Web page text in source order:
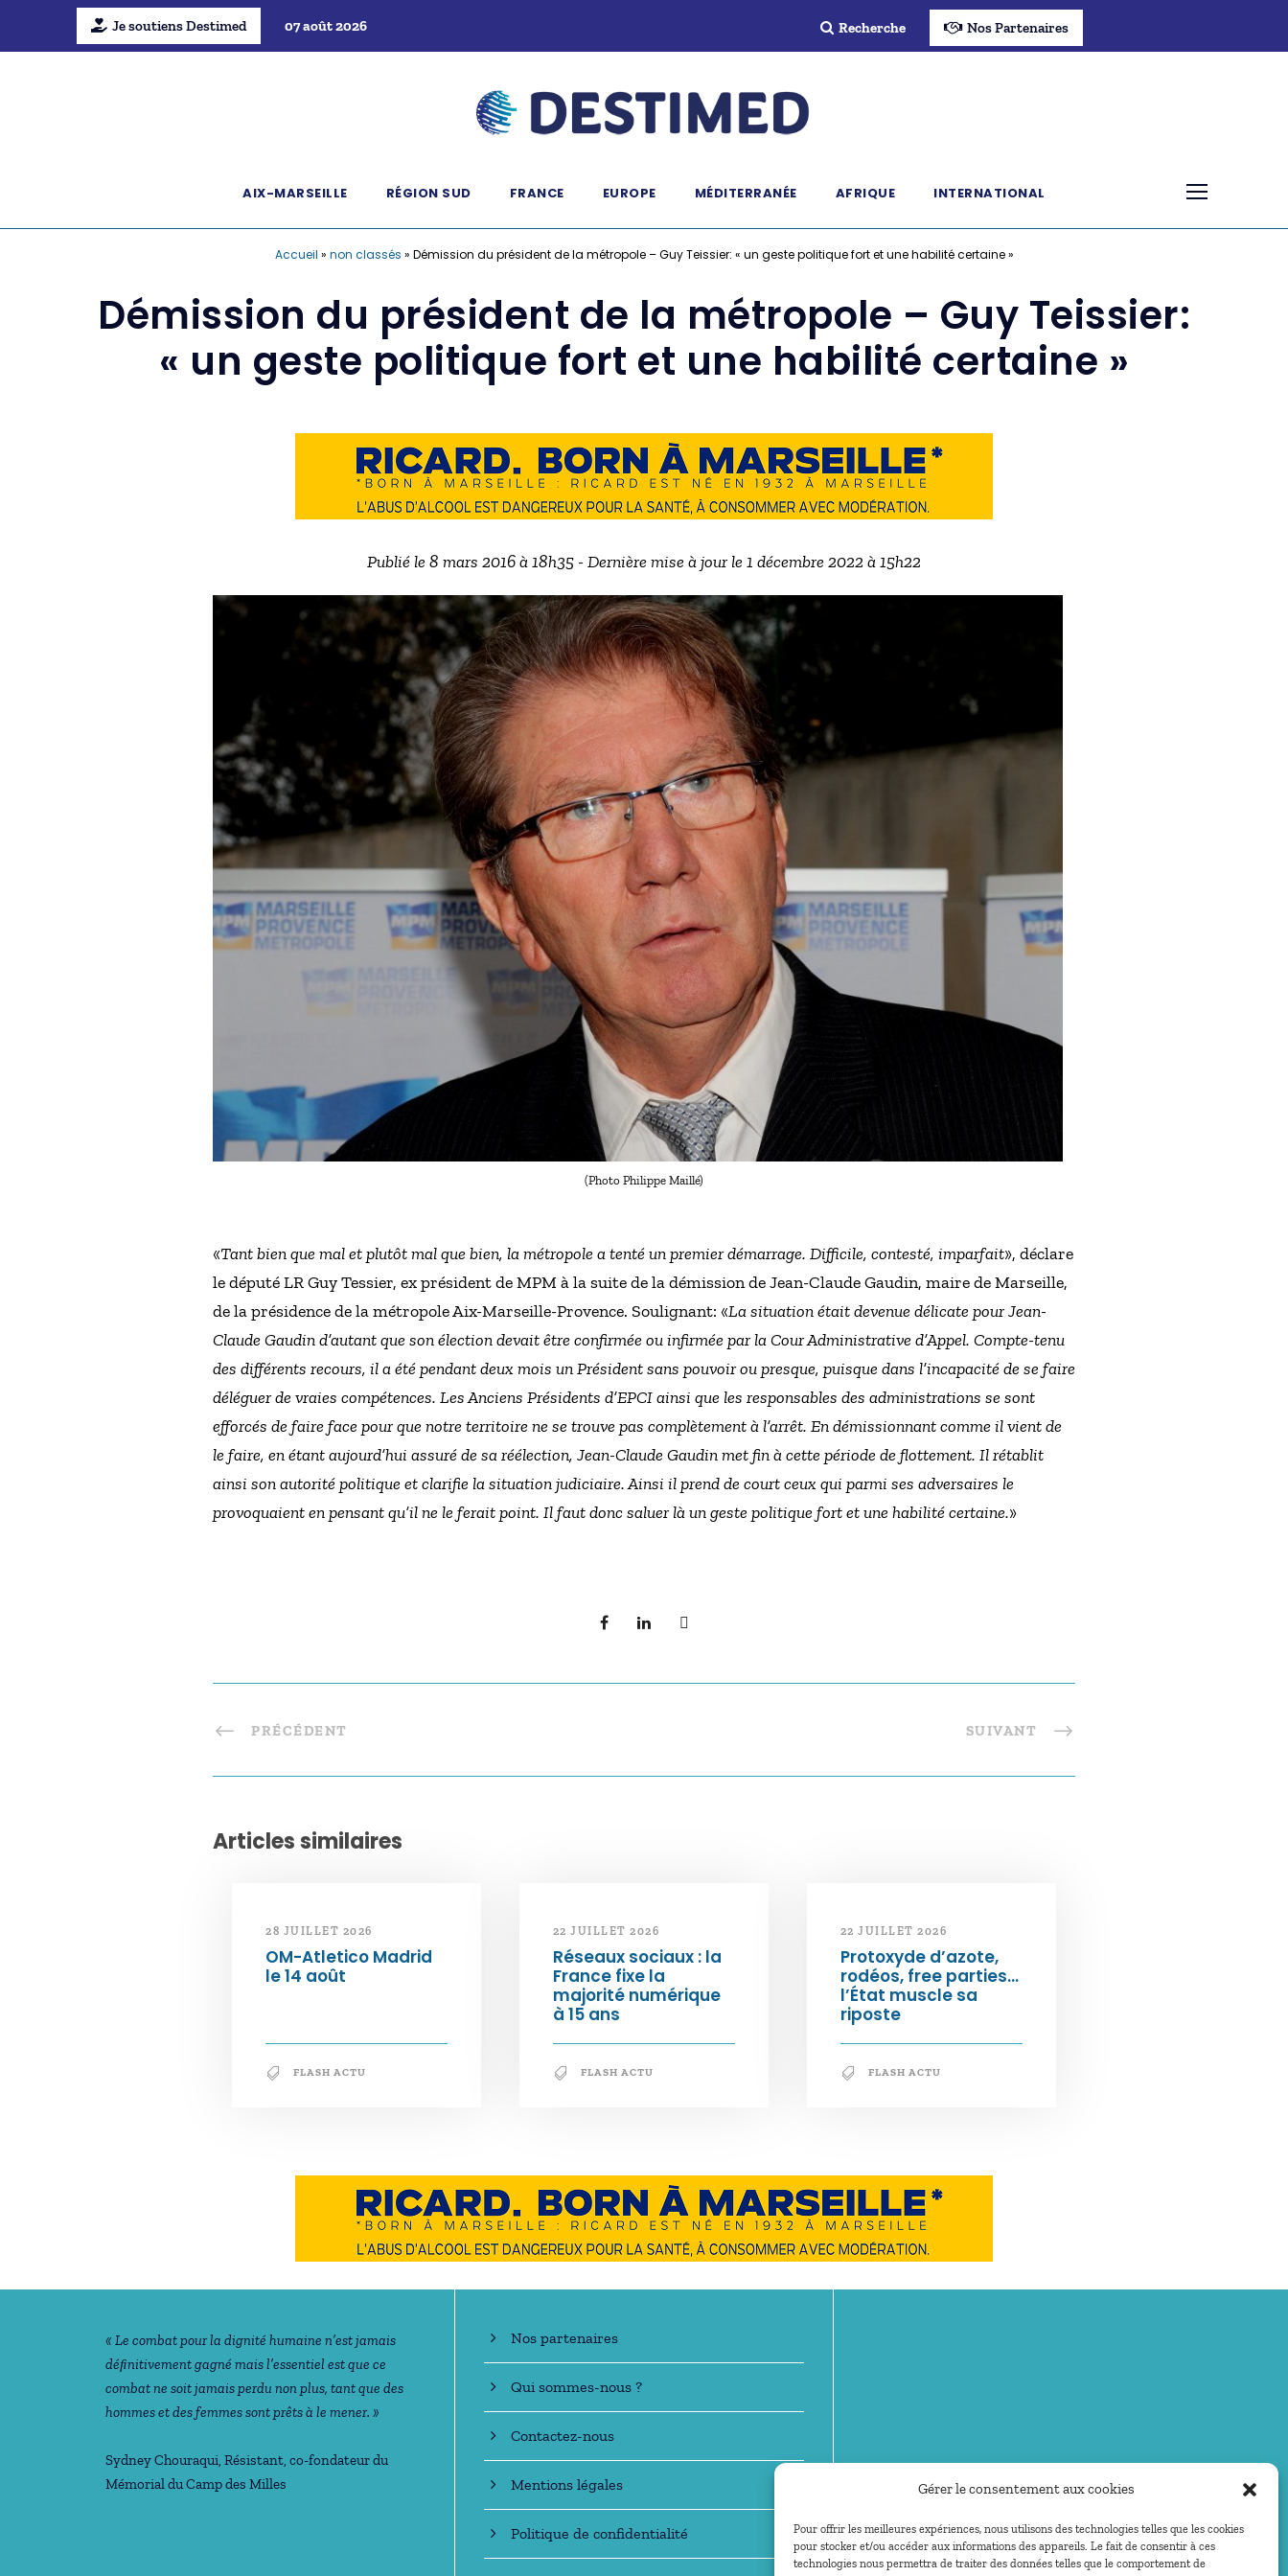
Gérer le consentement aux cookies
Pour offrir les meilleures expériences, nous utilisons des technologies telles que les cookies
pour stocker et/ou accéder aux informations des appareils. Le fait de consentir à ces
technologies nous permettra de traiter des données telles que le comportement de
Je soutiens Destimed 07 août 2026 Recherche Nos Partenaires
AIX-MARSEILLE RÉGION SUD FRANCE EUROPE MÉDITERRANÉE AFRIQUE INTERNATIONAL
Accueil » non classés » Démission du président de la métropole – Guy Teissier: « un geste politique fort et une habilité certaine »
Démission du président de la métropole – Guy Teissier:
« un geste politique fort et une habilité certaine »
Publié le 8 mars 2016 à 18h35 - Dernière mise à jour le 1 décembre 2022 à 15h22
(Photo Philippe Maillé)
«Tant bien que mal et plutôt mal que bien, la métropole a tenté un premier démarrage. Difficile, contesté, imparfait», déclare
le député LR Guy Tessier, ex président de MPM à la suite de la démission de Jean-Claude Gaudin, maire de Marseille,
de la présidence de la métropole Aix-Marseille-Provence. Soulignant: «La situation était devenue délicate pour Jean-
Claude Gaudin d’autant que son élection devait être confirmée ou infirmée par la Cour Administrative d’Appel. Compte-tenu
des différents recours, il a été pendant deux mois un Président sans pouvoir ou presque, puisque dans l’incapacité de se faire
déléguer de vraies compétences. Les Anciens Présidents d’EPCI ainsi que les responsables des administrations se sont
efforcés de faire face pour que notre territoire ne se trouve pas complètement à l’arrêt. En démissionnant comme il vient de
le faire, en étant aujourd’hui assuré de sa réélection, Jean-Claude Gaudin met fin à cette période de flottement. Il rétablit
ainsi son autorité politique et clarifie la situation judiciaire. Ainsi il prend de court ceux qui parmi ses adversaires le
provoquaient en pensant qu’il ne le ferait point. Il faut donc saluer là un geste politique fort et une habilité certaine.»
PRÉCÉDENT SUIVANT
Articles similaires
28 JUILLET 2026
OM-Atletico Madrid
le 14 août
FLASH ACTU
22 JUILLET 2026
Réseaux sociaux : la
France fixe la
majorité numérique
à 15 ans
FLASH ACTU
22 JUILLET 2026
Protoxyde d’azote,
rodéos, free parties…
l’État muscle sa
riposte
FLASH ACTU
Notre philosophie
« Le combat pour la dignité humaine n’est jamais
déﬁnitivement gagné mais l’essentiel est que ce
combat ne soit jamais perdu non plus, tant que des
hommes et des femmes sont prêts à le mener. »
Sydney Chouraqui, Résistant, co-fondateur du
Mémorial du Camp des Milles
En savoir +
Nos partenaires
Qui sommes-nous ?
Contactez-nous
Mentions légales
Politique de confidentialité